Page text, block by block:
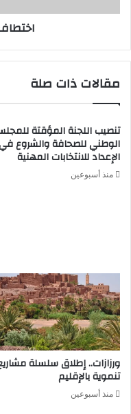
مقالات ذات صلة
تنصيب اللجنة المؤقتة
الوطني للصحافة والشروع
الإعداد للانتخابات المهنية
منذ أسبوعين
ورزازات.. إطلاق سلسلة
تنموية بالإقليم
منذ أسبوعين